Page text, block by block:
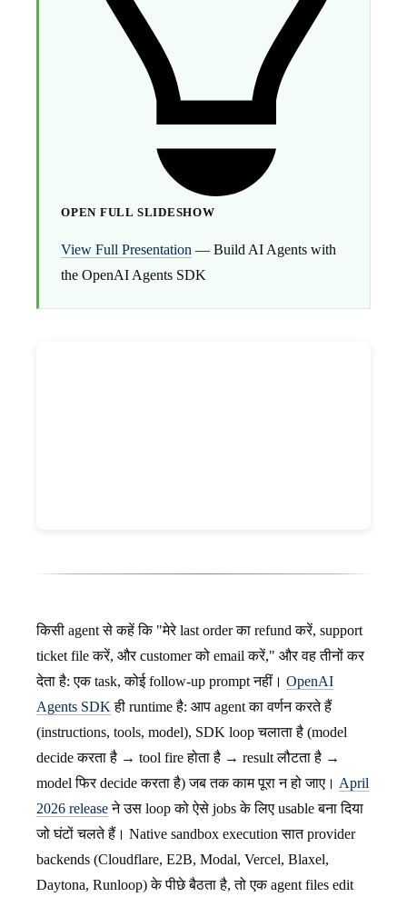
OPEN FULL SLIDESHOW
View Full Presentation — Build AI Agents with
the OpenAI Agents SDK
किसी agent से कहें कि "मेरे last order का refund करें, support
ticket file करें, और customer को email करें," और वह तीनों कर
देता है: एक task, कोई follow-up prompt नहीं। OpenAI
Agents SDKही runtime है: आप agent का वर्णन करते हैं
(instructions, tools, model), SDK loop चलाता है (model
decide करता है → tool fire होता है → result लौटता है →
model फिर decide करता है) जब तक काम पूरा न हो जाए। April
2026 releaseने उस loop को ऐसे jobs के लिए usable बना दिया
जो घंटों चलते हैं। Native sandbox execution सात provider
backends (Cloudflare, E2B, Modal, Vercel, Blaxel,
Daytona, Runloop) के पीछे बैठता है, तो एक agent files edit